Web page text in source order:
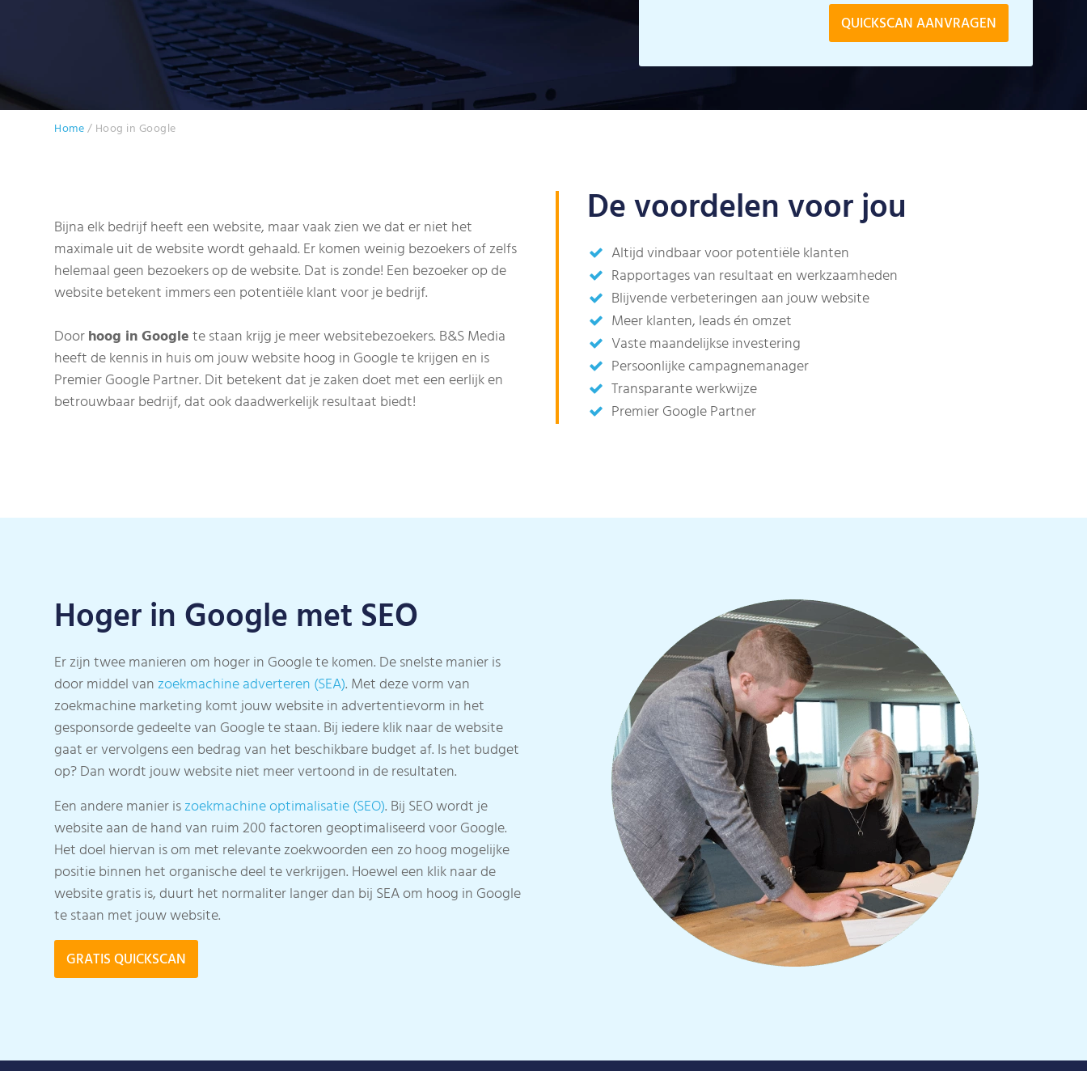
Home/ Hoog in Google
Bijna elk bedrijf heeft een website, maar vaak zien we dat er niet het
maximale uit de website wordt gehaald. Er komen weinig bezoekers of zelfs
helemaal geen bezoekers op de website. Dat is zonde! Een bezoeker op de
website betekent immers een potentiële klant voor je bedrijf.
Doorhoog in Googlete staan krijg je meer websitebezoekers. B&S Media
heeft de kennis in huis om jouw website hoog in Google te krijgen en is
Premier Google Partner. Dit betekent dat je zaken doet met een eerlijk en
betrouwbaar bedrijf, dat ook daadwerkelijk resultaat biedt!
De voordelen voor jou
Altijd vindbaar voor potentiële klanten
Rapportages van resultaat en werkzaamheden
Blijvende verbeteringen aan jouw website
Meer klanten, leads én omzet
Vaste maandelijkse investering
Persoonlijke campagnemanager
Transparante werkwijze
Premier Google Partner
Hoger in Google met SEO
Er zijn twee manieren om hoger in Google te komen. De snelste manier is
door middel vanzoekmachine adverteren (SEA). Met deze vorm van
zoekmachine marketing komt jouw website in advertentievorm in het
gesponsorde gedeelte van Google te staan. Bij iedere klik naar de website
gaat er vervolgens een bedrag van het beschikbare budget af. Is het budget
op? Dan wordt jouw website niet meer vertoond in de resultaten.
Een andere manier iszoekmachine optimalisatie (SEO). Bij SEO wordt je
website aan de hand van ruim 200 factoren geoptimaliseerd voor Google.
Het doel hiervan is om met relevante zoekwoorden een zo hoog mogelijke
positie binnen het organische deel te verkrijgen. Hoewel een klik naar de
website gratis is, duurt het normaliter langer dan bij SEA om hoog in Google
te staan met jouw website.
GRATIS QUICKSCAN